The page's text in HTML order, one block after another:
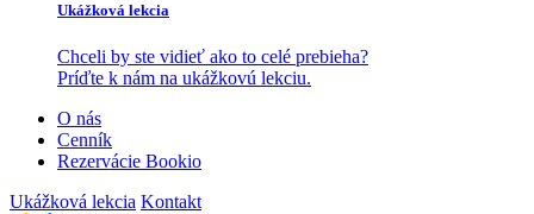
Ukážková lekcia
Chceli by ste vidieť ako to celé prebieha?
Príďte k nám na ukážkovú lekciu.
O nás
Cenník
Rezervácie Bookio
Ukážková lekcia Kontakt